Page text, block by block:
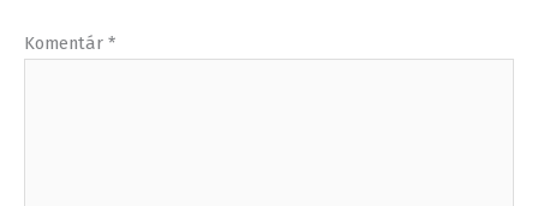
Komentár *